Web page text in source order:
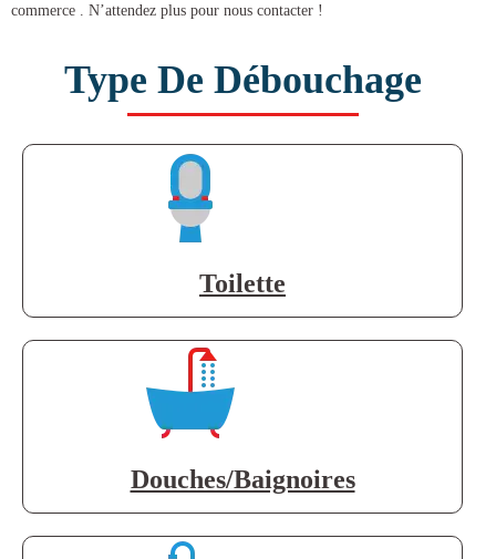
commerce . N’attendez plus pour nous contacter !
Type De Débouchage
Toilette
Douches/Baignoires